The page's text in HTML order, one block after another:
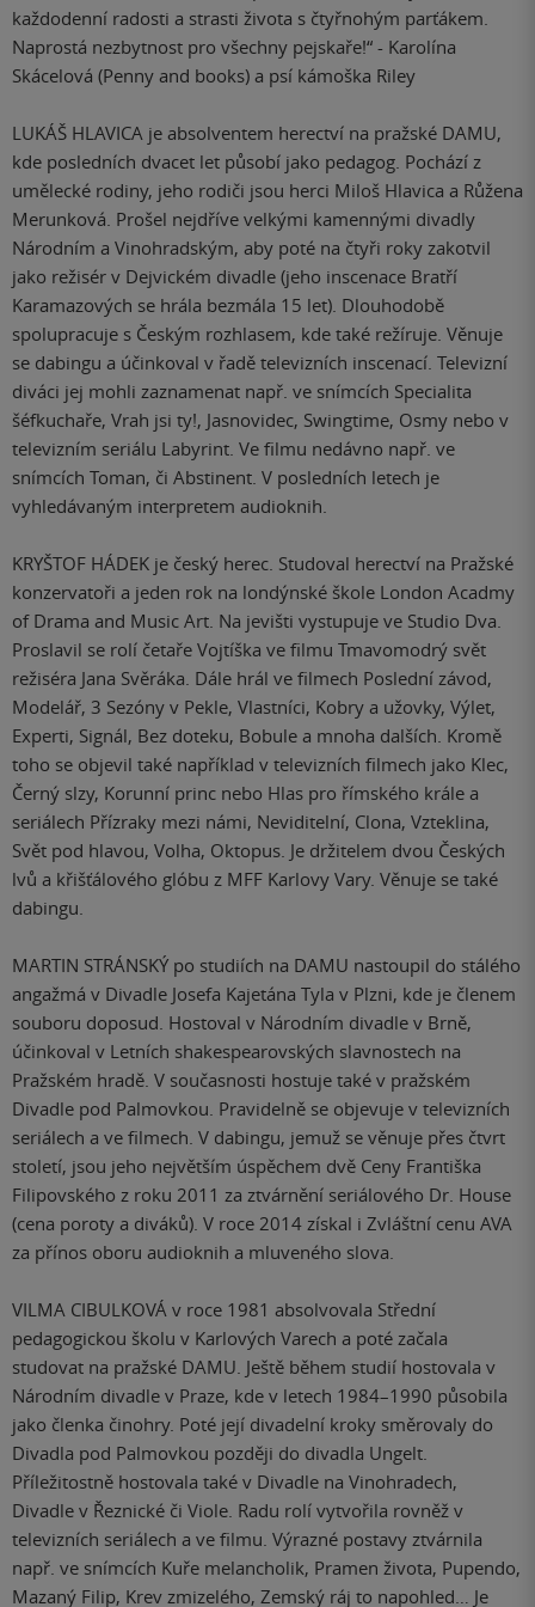
každodenní radosti a strasti života s čtyřnohým parťákem.
Naprostá nezbytnost pro všechny pejskaře!“ - Karolína
Skácelová (Penny and books) a psí kámoška Riley
LUKÁŠ HLAVICA je absolventem herectví na pražské DAMU,
kde posledních dvacet let působí jako pedagog. Pochází z
umělecké rodiny, jeho rodiči jsou herci Miloš Hlavica a Růžena
Merunková. Prošel nejdříve velkými kamennými divadly
Národním a Vinohradským, aby poté na čtyři roky zakotvil
jako režisér v Dejvickém divadle (jeho inscenace Bratří
Karamazových se hrála bezmála 15 let). Dlouhodobě
spolupracuje s Českým rozhlasem, kde také režíruje. Věnuje
se dabingu a účinkoval v řadě televizních inscenací. Televizní
diváci jej mohli zaznamenat např. ve snímcích Specialita
šéfkuchaře, Vrah jsi ty!, Jasnovidec, Swingtime, Osmy nebo v
televizním seriálu Labyrint. Ve filmu nedávno např. ve
snímcích Toman, či Abstinent. V posledních letech je
vyhledávaným interpretem audioknih.
KRYŠTOF HÁDEK je český herec. Studoval herectví na Pražské
konzervatoři a jeden rok na londýnské škole London Acadmy
of Drama and Music Art. Na jevišti vystupuje ve Studio Dva.
Proslavil se rolí četaře Vojtíška ve filmu Tmavomodrý svět
režiséra Jana Svěráka. Dále hrál ve filmech Poslední závod,
Modelář, 3 Sezóny v Pekle, Vlastníci, Kobry a užovky, Výlet,
Experti, Signál, Bez doteku, Bobule a mnoha dalších. Kromě
toho se objevil také například v televizních filmech jako Klec,
Černý slzy, Korunní princ nebo Hlas pro římského krále a
seriálech Přízraky mezi námi, Neviditelní, Clona, Vzteklina,
Svět pod hlavou, Volha, Oktopus. Je držitelem dvou Českých
lvů a křišťálového glóbu z MFF Karlovy Vary. Věnuje se také
dabingu.
MARTIN STRÁNSKÝ po studiích na DAMU nastoupil do stálého
angažmá v Divadle Josefa Kajetána Tyla v Plzni, kde je členem
souboru doposud. Hostoval v Národním divadle v Brně,
účinkoval v Letních shakespearovských slavnostech na
Pražském hradě. V současnosti hostuje také v pražském
Divadle pod Palmovkou. Pravidelně se objevuje v televizních
seriálech a ve filmech. V dabingu, jemuž se věnuje přes čtvrt
století, jsou jeho největším úspěchem dvě Ceny Františka
Filipovského z roku 2011 za ztvárnění seriálového Dr. House
(cena poroty a diváků). V roce 2014 získal i Zvláštní cenu AVA
za přínos oboru audioknih a mluveného slova.
VILMA CIBULKOVÁ v roce 1981 absolvovala Střední
pedagogickou školu v Karlových Varech a poté začala
studovat na pražské DAMU. Ještě během studií hostovala v
Národním divadle v Praze, kde v letech 1984–1990 působila
jako členka činohry. Poté její divadelní kroky směrovaly do
Divadla pod Palmovkou později do divadla Ungelt.
Příležitostně hostovala také v Divadle na Vinohradech,
Divadle v Řeznické či Viole. Radu rolí vytvořila rovněž v
televizních seriálech a ve filmu. Výrazné postavy ztvárnila
např. ve snímcích Kuře melancholik, Pramen života, Pupendo,
Mazaný Filip, Krev zmizelého, Zemský ráj to napohled… Je